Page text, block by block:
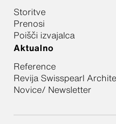
Storitve
Prenosi
Poišči izvajalca
Aktualno
Reference
Revija Swisspearl
Novice/ Newsletter